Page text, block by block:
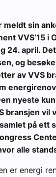
meldt sin
VVS’15 i
24. april.
og
av VVS
nyeste
bransjen vil
på ett
alle
er energi